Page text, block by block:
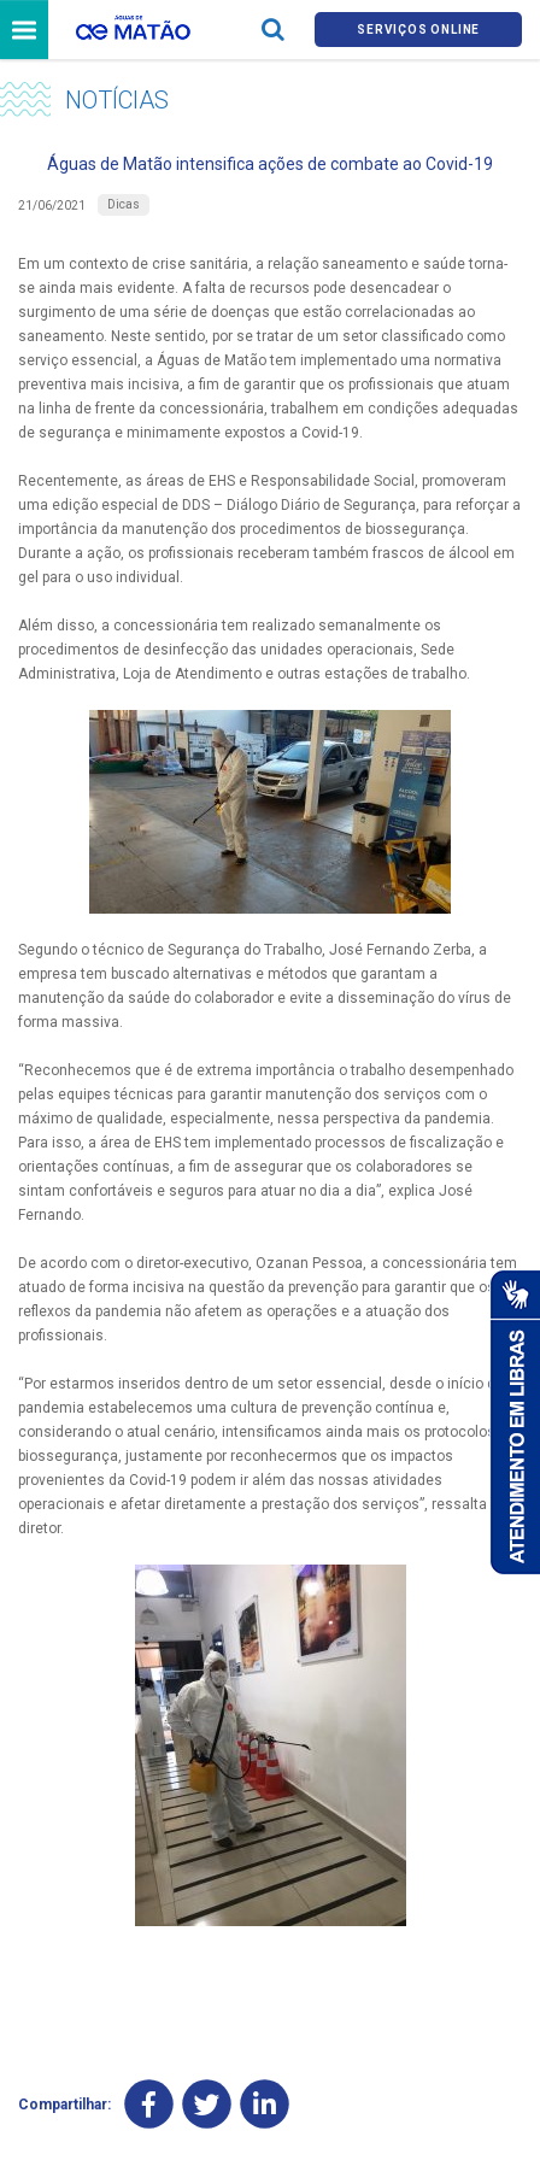
SERVIÇOS ONLINE
NOTÍCIAS
Águas de Matão intensifica ações de combate ao Covid-19
21/06/2021 Dicas
Em um contexto de crise sanitária, a relação saneamento e saúde torna-
se ainda mais evidente. A falta de recursos pode desencadear o
surgimento de uma série de doenças que estão correlacionadas ao
saneamento. Neste sentido, por se tratar de um setor classificado como
serviço essencial, a Águas de Matão tem implementado uma normativa
preventiva mais incisiva, a fim de garantir que os profissionais que atuam
na linha de frente da concessionária, trabalhem em condições adequadas
de segurança e minimamente expostos a Covid-19.
Recentemente, as áreas de EHS e Responsabilidade Social, promoveram
uma edição especial de DDS – Diálogo Diário de Segurança, para reforçar a
importância da manutenção dos procedimentos de biossegurança.
Durante a ação, os profissionais receberam também frascos de álcool em
gel para o uso individual.
Além disso, a concessionária tem realizado semanalmente os
procedimentos de desinfecção das unidades operacionais, Sede
Administrativa, Loja de Atendimento e outras estações de trabalho.
Segundo o técnico de Segurança do Trabalho, José Fernando Zerba, a
empresa tem buscado alternativas e métodos que garantam a
manutenção da saúde do colaborador e evite a disseminação do vírus de
forma massiva.
“Reconhecemos que é de extrema importância o trabalho desempenhado
pelas equipes técnicas para garantir manutenção dos serviços com o
máximo de qualidade, especialmente, nessa perspectiva da pandemia.
Para isso, a área de EHS tem implementado processos de fiscalização e
orientações contínuas, a fim de assegurar que os colaboradores se
sintam confortáveis e seguros para atuar no dia a dia”, explica José
Fernando.
De acordo com o diretor-executivo, Ozanan Pessoa, a concessionária tem
atuado de forma incisiva na questão da prevenção para garantir que os
reflexos da pandemia não afetem as operações e a atuação dos
profissionais.
“Por estarmos inseridos dentro de um setor essencial, desde o início da
pandemia estabelecemos uma cultura de prevenção contínua e,
considerando o atual cenário, intensificamos ainda mais os protocolos de
biossegurança, justamente por reconhecermos que os impactos
provenientes da Covid-19 podem ir além das nossas atividades
operacionais e afetar diretamente a prestação dos serviços”, ressalta o
diretor.
Compartilhar: